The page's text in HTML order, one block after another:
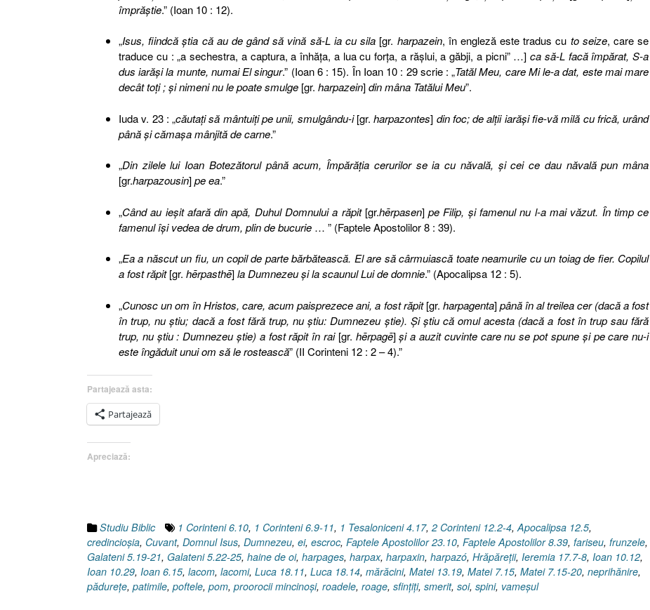
împrăştie.” (Ioan 10 : 12).
„Isus, fiindcă ştia că au de gând să vină să-L ia cu sila [gr. harpazein, în engleză este tradus cu to seize, care se
traduce cu : „a sechestra, a captura, a înhăţa, a lua cu forţa, a răşlui, a găbji, a picni” …]ca să-L facă împărat, S-a
dus iarăşi la munte, numai El singur.” (Ioan 6 : 15). În Ioan 10 : 29 scrie : „Tatăl Meu, care Mi le-a dat, este mai mare
decât toţi ; şi nimeni nu le poate smulge [gr. harpazein]din mâna Tatălui Meu”.
Iuda v. 23 : „căutaţi să mântuiţi pe unii, smulgându-i[gr.harpazontes] din foc; de alţii iarăşi fie-vă milă cu frică, urând
până şi cămaşa mânjită de carne.”
„Din zilele lui Ioan Botezătorul până acum, Împărăţia cerurilor se ia cu năvală, şi cei ce dau năvală pun mâna
[gr.harpazousin]pe ea.”
„Când au ieşit afară din apă, Duhul Domnului a răpit [gr.hērpasen]pe Filip, şi famenul nu l-a mai văzut. În timp ce
famenul îşi vedea de drum, plin de bucurie … ” (Faptele Apostolilor 8 : 39).
„Ea a născut un fiu, un copil de parte bărbătească. El are să cârmuiască toate neamurile cu un toiag de fier. Copilul
a fost răpit[gr. hērpasthē]la Dumnezeu şi la scaunul Lui de domnie.” (Apocalipsa 12 : 5).
„Cunosc un om în Hristos, care, acum paisprezece ani, a fost răpit[gr. harpagenta]până în al treilea cer (dacă a fost
în trup, nu ştiu; dacă a fost fără trup, nu ştiu: Dumnezeu ştie). Şi ştiu că omul acesta (dacă a fost în trup sau fără
trup, nu ştiu : Dumnezeu ştie) a fost răpit în rai [gr. hērpagē]şi a auzit cuvinte care nu se pot spune şi pe care nu-i
este îngăduit unui om să le rostească” (II Corinteni 12 : 2 – 4).”
Partajează asta:
Partajează
Apreciază:
Studiu Biblic 1 Corinteni 6.10, 1 Corinteni 6.9-11, 1 Tesaloniceni 4.17, 2 Corinteni 12.2-4,Apocalipsa 12.5,
credincioşia, Cuvant, Domnul Isus, Dumnezeu, ei, escroc, Faptele Apostolilor 23.10, Faptele Apostolilor 8.39, fariseu, frunzele,
Galateni 5.19-21, Galateni 5.22-25, haine de oi, harpages, harpax, harpaxin, harpazó, Hrăpăreţii, Ieremia 17.7-8, Ioan 10.12,
Ioan 10.29, Ioan 6.15, lacom, lacomi, Luca 18.11, Luca 18.14, mărăcini, Matei 13.19, Matei 7.15, Matei 7.15-20, neprihănire,
pădureţe, patimile, poftele, pom, proorocii mincinoşi, roadele, roage, sfinţiţi, smerit, soi, spini, vameşul